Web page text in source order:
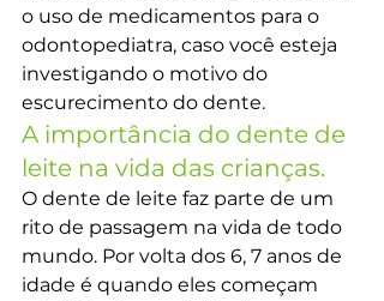
o uso de medicamentos para o
odontopediatra, caso você esteja
investigando o motivo do
escurecimento do dente.
A importância do dente de
leite na vida das crianças.
O dente de leite faz parte de um
rito de passagem na vida de todo
mundo. Por volta dos 6, 7 anos de
idade é quando eles começam